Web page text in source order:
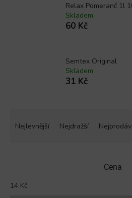
Relax Pomeranč 1l
Skladem
60 Kč
Semtex Original
Skladem
31 Kč
p
r
Nejlevnější Nejdražší
Cena
14 Kč